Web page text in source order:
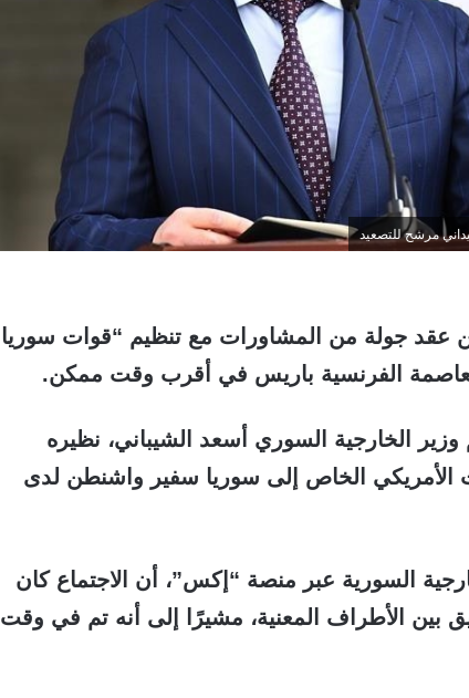
مرشح للتصعيد
عقد جولة من المشاورات مع تنظيم “قوات سوريا
الفرنسية باريس في أقرب وقت ممكن.
وزير الخارجية السوري أسعد الشيباني، نظيره
الأمريكي الخاص إلى سوريا سفير واشنطن لدى
السورية عبر منصة “إكس”، أن الاجتماع كان
بين الأطراف المعنية، مشيرًا إلى أنه تم في وقت